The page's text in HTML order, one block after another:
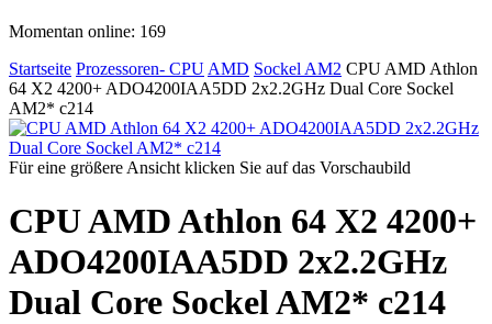
Momentan online: 169
Startseite Prozessoren- CPU AMD Sockel AM2 CPU AMD Athlon
64 X2 4200+ ADO4200IAA5DD 2x2.2GHz Dual Core Sockel
AM2* c214
Für eine größere Ansicht klicken Sie auf das Vorschaubild
CPU AMD Athlon 64 X2 4200+
ADO4200IAA5DD 2x2.2GHz
Dual Core Sockel AM2* c214